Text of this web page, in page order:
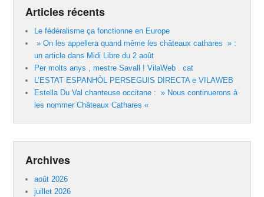
Articles récents
Le fédéralisme ça fonctionne en Europe
» On les appellera quand même les châteaux cathares » :
un article dans Midi Libre du 2 août
Per molts anys , mestre Savall ! VilaWeb . cat
L’ESTAT ESPANHÒL PERSEGUIS DIRECTA e VILAWEB
Estella Du Val chanteuse occitane : » Nous continuerons à
les nommer Châteaux Cathares «
Archives
août 2026
juillet 2026